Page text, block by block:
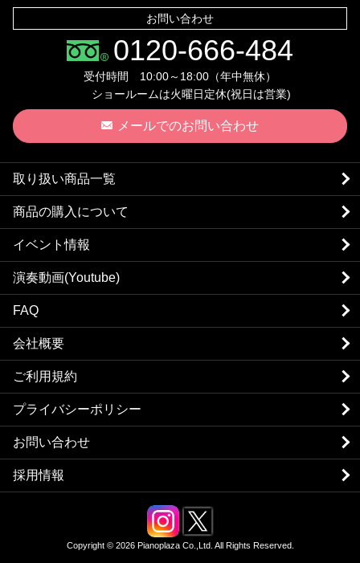
お問い合わせ
0120-666-484
受付時間 10:00～18:00（年中無休）
ショールームは火曜日定休(祝日は営業)
メールでのお問い合わせ
取り扱い商品一覧
商品の購入について
イベント情報
演奏動画(Youtube)
FAQ
会社概要
ご利用規約
プライバシーポリシー
お問い合わせ
採用情報
Copyright © 2026 Pianoplaza Co.,Ltd. All Rights Reserved.